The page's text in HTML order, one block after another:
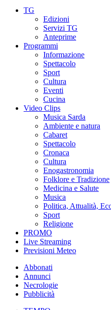
TG
Edizioni
Servizi TG
Anteprime
Programmi
Informazione
Spettacolo
Sport
Cultura
Eventi
Cucina
Video Clips
Musica Sarda
Ambiente e natura
Cabaret
Spettacolo
Cronaca
Cultura
Enogastronomia
Folklore e Tradizione
Medicina e Salute
Musica
Politica, Attualità,
Sport
Religione
PROMO
Live Streaming
Previsioni Meteo
Abbonati
Annunci
Necrologie
Pubblicità